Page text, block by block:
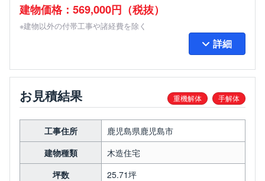
建物価格：569,000円（税抜）
※建物以外の付帯工事や諸経費を除く
詳細
お見積結果 重機解体 手解体
工事住所
鹿児島県鹿児島市
建物種類
木造住宅
坪数
25.71坪